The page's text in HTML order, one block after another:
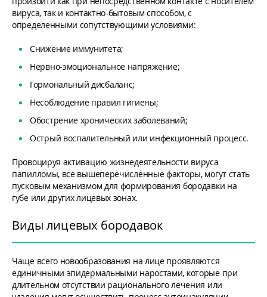
вируса, так и контактно-бытовым способом, с
определенными сопутствующими условиями:
Снижение иммунитета;
Нервно-эмоциональное напряжение;
Гормональный дисбаланс;
Несоблюдение правил гигиены;
Обострение хронических заболеваний;
Острый воспалительный или инфекционный процесс.
Провоцируя активацию жизнедеятельности вируса
папилломы, все вышеперечисленные факторы, могут стать
пусковым механизмом для формирования бородавки на
губе или других лицевых зонах.
Виды лицевых бородавок
Чаще всего новообразования на лице проявляются
единичными эпидермальными наростами, которые при
длительном отсутствии рационального лечения или